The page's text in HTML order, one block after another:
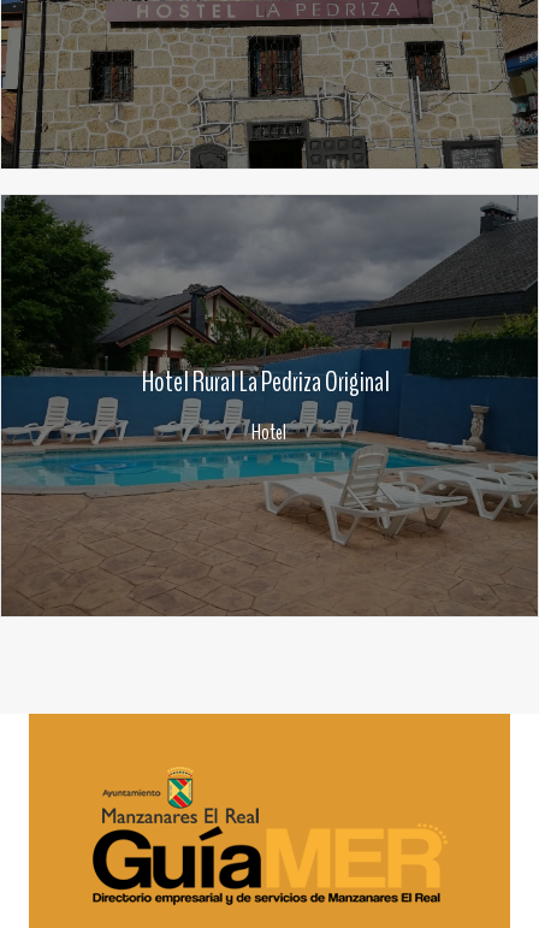
Hotel Rural La Pedriza Original
Hotel